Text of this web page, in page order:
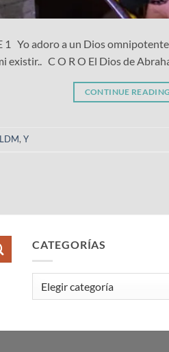
Yo adoro a un Dios
existir.. C O R O El Dios de
CONTINUE READING
, Y
CATEGORÍAS